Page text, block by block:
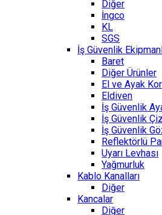
Diğer
İngco
KL
SGS
İş Güvenlik
Baret
Diğer Ürünler
El ve Ayak
Eldiven
İş Güvenlik
İş Güvenlik
İş Güvenlik
Reflektörlü
Uyarı Levhası
Yağmurluk
Kablo Kanalları
Diğer
Kancalar
Diğer